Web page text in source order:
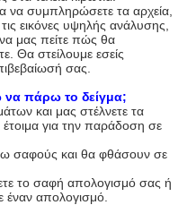
να συμπληρώσετε τα αρχεία,
εικόνες υψηλής ανάλυσης,
μας πείτε πώς θα
Θα στείλουμε εσείς
σας.
πάρω το δείγμα;
και μας στέλνετε τα
έτοιμα για την παράδοση σε
σαφούς και θα φθάσουν σε
το σαφή απολογισμό σας ή
έναν απολογισμό.